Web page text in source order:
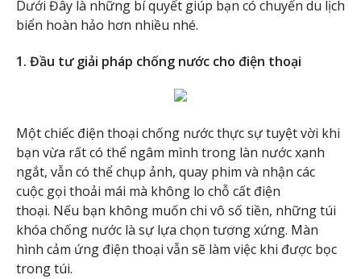
Dưới Đây là những bí quyết giúp bạn có chuyến du lịch
biển hoàn hảo hơn nhiều nhé.
1. Đầu tư giải pháp chống nước cho điện thoại
Một chiếc điện thoại chống nước thực sự tuyệt vời khi
bạn vừa rất có thể ngâm mình trong làn nước xanh
ngắt, vẫn có thể chụp ảnh, quay phim và nhận các
cuộc gọi thoải mái mà không lo chỗ cất điện
thoại. Nếu bạn không muốn chi vô số tiền, những túi
khóa chống nước là sự lựa chọn tương xứng. Màn
hình cảm ứng điện thoại vẫn sẽ làm việc khi được bọc
trong túi.